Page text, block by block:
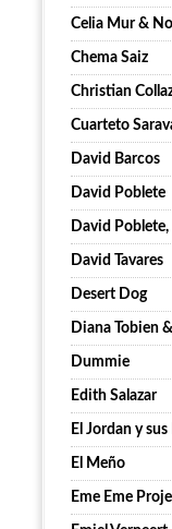
Celia Mur &
Chema Saiz
Christian
Cuarteto
David Barcos
David Poblete
David
David Tavares
Desert Dog
Diana Tobien
Dummie
Edith Salazar
El Jordan y
El Meño
Eme Eme